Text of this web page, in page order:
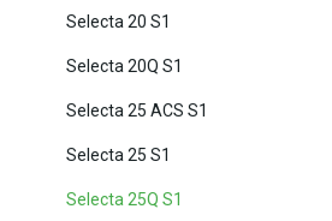
Selecta 20 S1
Selecta 20Q S1
Selecta 25 ACS S1
Selecta 25 S1
Selecta 25Q S1